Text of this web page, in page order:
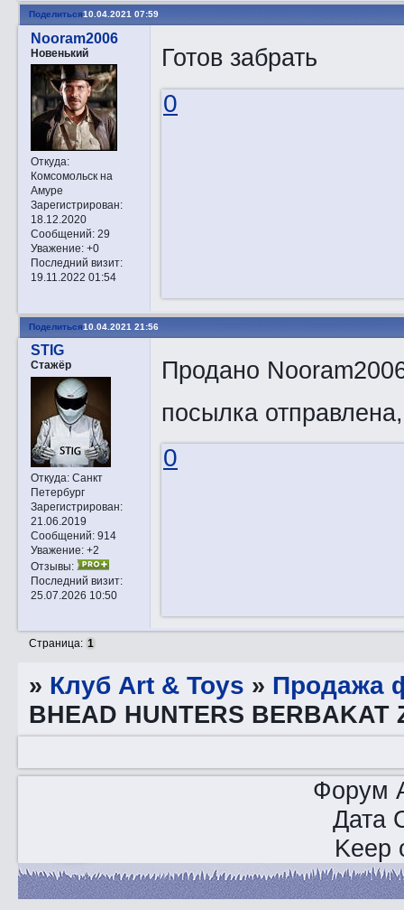
Поделиться10.04.2021 07:59
Nooram2006
Новенький
Откуда:
Комсомольск на
Амуре
Зарегистрирован:
18.12.2020
Сообщений:29
Уважение: +0
Последний визит:
19.11.2022 01:54
Готов забрать
0
Поделиться10.04.2021 21:56
STIG
Стажёр
Откуда:Санкт
Петербург
Зарегистрирован:
21.06.2019
Сообщений:914
Уважение: +2
Отзывы:
Последний визит:
25.07.2026 10:50
Продано
посылка
0
Страница: 1
» Клуб Art & Toys » Продажа
BHEAD HUNTERS BERBAKAT
Форум
Дата
Keep